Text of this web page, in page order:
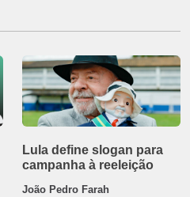
Lula define slogan para
campanha à reeleição
João Pedro Farah